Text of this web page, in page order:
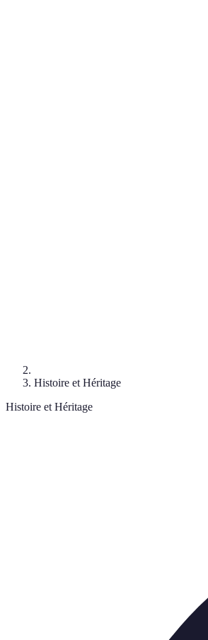
Histoire et Héritage
Histoire et Héritage